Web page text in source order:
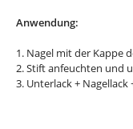
Anwendung:
1. Nagel mit der Kappe
2. Stift anfeuchten und
3. Unterlack +